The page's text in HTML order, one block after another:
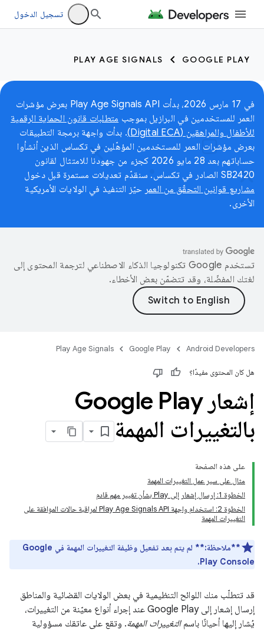
تسجيل الدخول
GOOGLE PLAY
PLAY AGE SIGNALS
في 17 مارس 2026، بدأت Play Age Signals API بعرض مؤشرات
العمر للمستخدمين في البرازيل بموجب متطلبات قانون الحماية الرقمية
للأطفال والمراهقين (Digital ECA)
. بدأت واجهة برمجة التطبيقات
بعرض مؤشرات العمر للمستخدمين المؤهّلين في تكساس الذين أنشأوا
حساباتهم بعد 28 مايو 2026 كجزء من جهودنا للامتثال لقانون
SB2420 الصادر في تكساس. سنقدّم تعديلات مستمرة قبل دخول
مشاريع قوانين التحقّق من العمر حيّز التنفيذ في الولايات الأمريكية
الأخرى.
تستخدم Google تكنولوجيا الذكاء الاصطناعي لترجمة المحتوى إلى
لغتك المفضّلة، وقد تتضمّن بعض الأخطاء.
Android Developers
Google Play
Play Age Signals
هل كان المحتوى مفيدًا؟
إشعار Google Play
بالتغييرات المهمة
على هذه الصفحة
مثال على سير عمل التغييرات المهمة
الخطوة 1: إرسال إشعار إلى Play بشأن تغيير مهم قادم
الخطوة 2: استخدام واجهة Play Age Signals API لمراقبة حالات الموافقة على
التغييرات المهمة
**ملاحظة:**
لم يتم بعد تفعيل وظيفة التغييرات المهمة في Google
Play Console.
قد تتطلّب منك اللوائح التنظيمية في بعض الولايات القضائية والمناطق
إرسال إشعار إلى Google Play عند إجراء أنواع معيّنة من التغييرات،
يُشار إليها أحيانًا باسمالتغييرات المهمة. وتقع على عاتقك مسؤولية